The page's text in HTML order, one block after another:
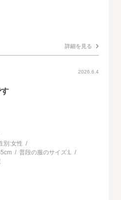
詳細を見る
2026.6.4
別:女性
普段の服のサイズ:L